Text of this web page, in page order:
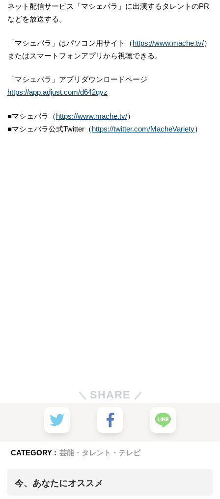
ネット配信サービス「マシェバラ」に出演するタレントのPR
などを放送する。
「マシェバラ」はパソコン用サイト（https://www.mache.tv/）
またはスマートフォンアプリから視聴できる。
「マシェバラ」アプリダウンロードページ
https://app.adjust.com/d642qyz
■マシェバラ（https://www.mache.tv/）
■マシェバラ公式Twitter（https://twitter.com/MacheVariety）
SHARE
CATEGORY : 芸能・タレント・テレビ
今、あなたにオススメ